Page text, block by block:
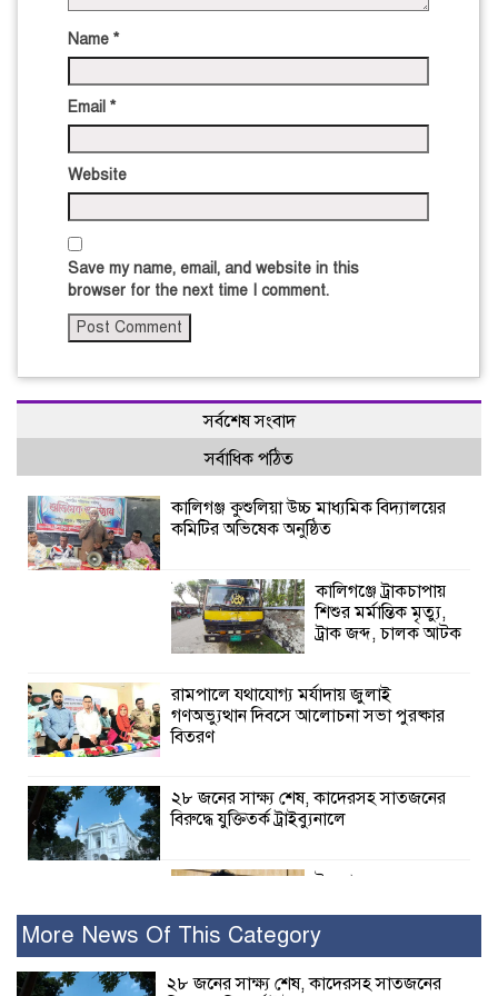
Name *
Email *
Website
Save my name, email, and website in this
browser for the next time I comment.
সর্বশেষ সংবাদ
সর্বাধিক পঠিত
কালিগঞ্জ কুশুলিয়া উচ্চ মাধ্যমিক বিদ্যালয়ের
কমিটির অভিষেক অনুষ্ঠিত
কালিগঞ্জে ট্রাকচাপায়
শিশুর মর্মান্তিক মৃত্যু,
ট্রাক জব্দ, চালক আটক
রামপালে যথাযোগ্য মর্যাদায় জুলাই
গণঅভ্যুত্থান দিবসে আলোচনা সভা পুরষ্কার
বিতরণ
২৮ জনের সাক্ষ্য শেষ, কাদেরসহ সাতজনের
বিরুদ্ধে যুক্তিতর্ক ট্রাইব্যুনালে
ইসলামের সবচেয়ে
নুর
More News Of This Category
২৮ জনের সাক্ষ্য শেষ, কাদেরসহ সাতজনের